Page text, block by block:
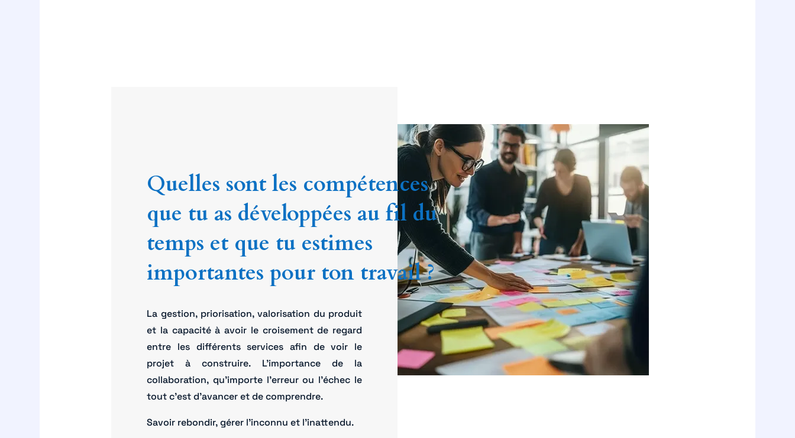
Quelles sont les compétences
que tu as développées au fil du
temps et que tu estimes
importantes pour ton travail ?
La gestion, priorisation, valorisation du produit
et la capacité à avoir le croisement de regard
entre les différents services afin de voir le
projet à construire. L’importance de la
collaboration, qu’importe l’erreur ou l’échec le
tout c’est d’avancer et de comprendre.
Savoir rebondir, gérer l’inconnu et l’inattendu.